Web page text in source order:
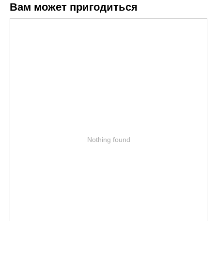
Вам может пригодиться
Nothing found